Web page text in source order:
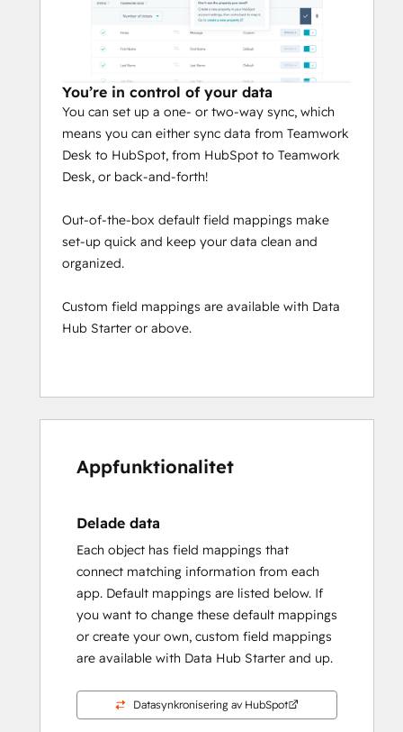
You’re in control of your data
You can set up a one- or two-way sync, which
means you can either sync data from Teamwork
Desk to HubSpot, from HubSpot to Teamwork
Desk, or back-and-forth!
Out-of-the-box default field mappings make
set-up quick and keep your data clean and
organized.
Custom field mappings are available with Data
Hub Starter or above.
Appfunktionalitet
Delade data
Each object has field mappings that
connect matching information from each
app. Default mappings are listed below. If
you want to change these default mappings
or create your own, custom field mappings
are available with Data Hub Starter and up.
Datasynkronisering av HubSpot